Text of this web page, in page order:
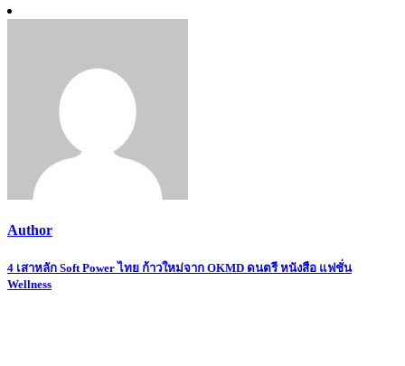
Author
Post
navigation
4 เสาหลัก Soft Power ไทย ก้าวใหม่จาก OKMD ดนตรี หนังสือ แฟชั่น
Wellness